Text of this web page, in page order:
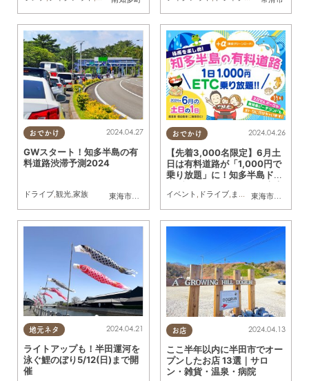
おでかけ
東海市
, 大府市 知多市,東浦町 ,阿久比町 ,半田市,常滑市
2024.04.27
GWスタート！知多半島の有
料道路渋滞予測2024
ドライブ 観光 家族
おでかけ
東海市大府市
2024.04.26
【先着3,000名限定】6月土
日は有料道路が「1,000円で
乗り放題」に！知多半島ドラ
イベント , ドライブ, まちネタ ,ちたまる広告
地元ネタ 2024.04.21
ライトアップも！半田運河を
泳ぐ鯉のぼり5/12(日)まで開
催
お店 2024.04.13
ここ半年以内に半田市でオー
プンしたお店 13選｜サロ
ン・雑貨・温泉・病院